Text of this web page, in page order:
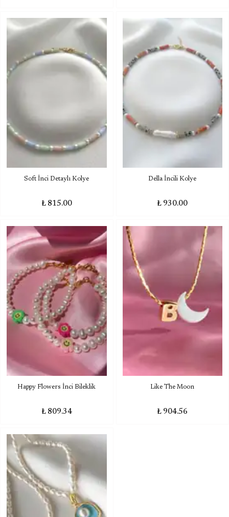
Soft İnci Detaylı Kolye
₺ 815.00
Della İncili Kolye
₺ 930.00
Happy Flowers İnci Bileklik
₺ 809.34
Like The Moon
₺ 904.56